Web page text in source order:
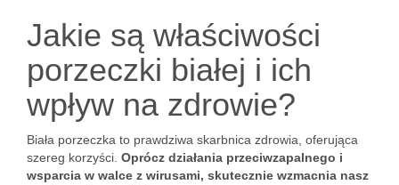
Jakie są właściwości
porzeczki białej i ich
wpływ na zdrowie?
Biała porzeczka to prawdziwa skarbnica zdrowia, oferująca
szereg korzyści. Oprócz działania przeciwzapalnego i
wsparcia w walce z wirusami, skutecznie wzmacnia nasz